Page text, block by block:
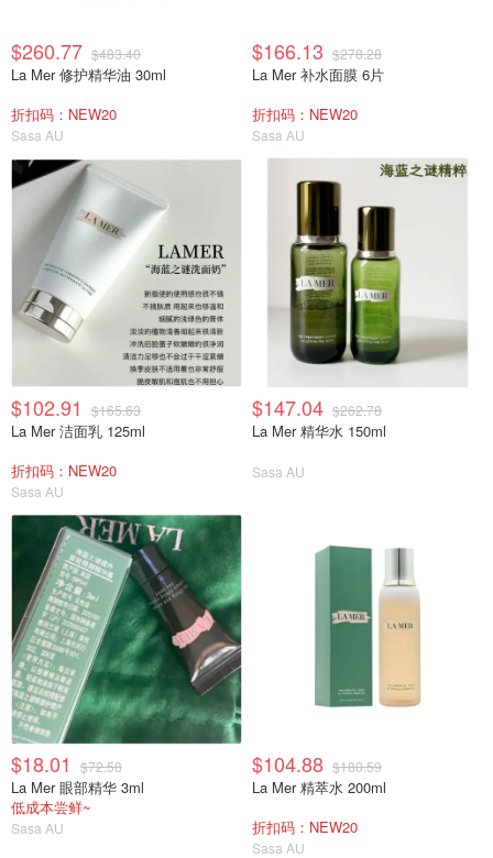
$260.77 $483.40
La Mer 修护精华油 30ml
折扣码：NEW20
Sasa AU
$166.13 $278.28
La Mer 补水面膜 6片
折扣码：NEW20
Sasa AU
$102.91 $165.63
La Mer 洁面乳 125ml
折扣码：NEW20
Sasa AU
$147.04 $262.78
La Mer 精华水 150ml
Sasa AU
$18.01 $72.58
La Mer 眼部精华 3ml
低成本尝鲜~
Sasa AU
$104.88 $180.59
La Mer 精萃水 200ml
折扣码：NEW20
Sasa AU